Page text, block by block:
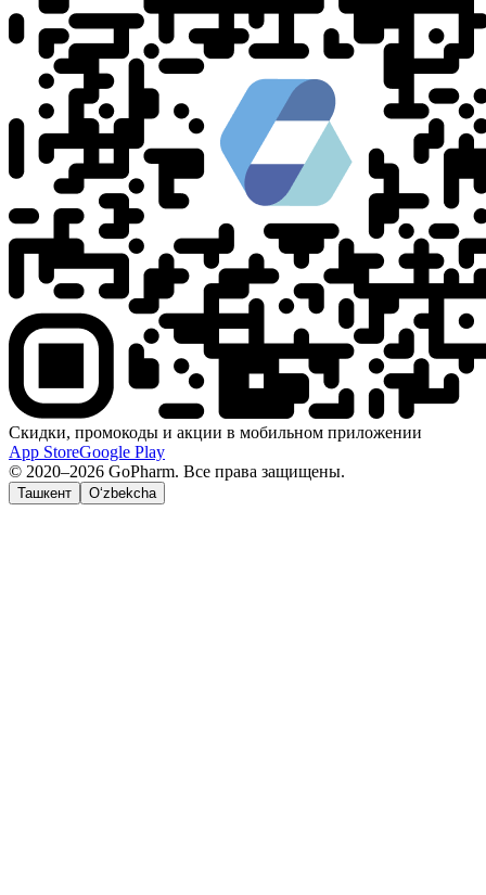
Скидки, промокоды и акции в мобильном приложении
App StoreGoogle Play
© 2020–2026 GoPharm. Все права защищены.
Ташкент O‘zbekcha